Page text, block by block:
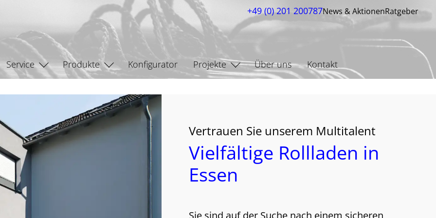
+49 (0) 201 200787News & AktionenRatgeber
Service Produkte Konfigurator Projekte Über uns Kontakt
Vertrauen Sie unserem Multitalent
Vielfältige Rollladen in
Essen
Sie sind auf der Suche nach einem sicheren